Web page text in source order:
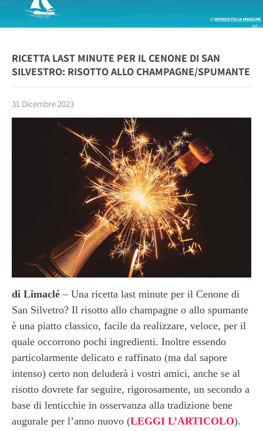
RICETTA LAST MINUTE PER IL CENONE DI SAN
SILVESTRO: RISOTTO ALLO CHAMPAGNE/SPUMANTE
31 Dicembre 2023
di Limaclé – Una ricetta last minute per il Cenone di
San Silvetro? Il risotto allo champagne o allo spumante
è una piatto classico, facile da realizzare, veloce, per il
quale occorrono pochi ingredienti. Inoltre essendo
particolarmente delicato e raffinato (ma dal sapore
intenso) certo non deluderà i vostri amici, anche se al
risotto dovrete far seguire, rigorosamente, un secondo a
base di lenticchie in osservanza alla tradizione bene
augurale per l’anno nuovo (LEGGI L’ARTICOLO).